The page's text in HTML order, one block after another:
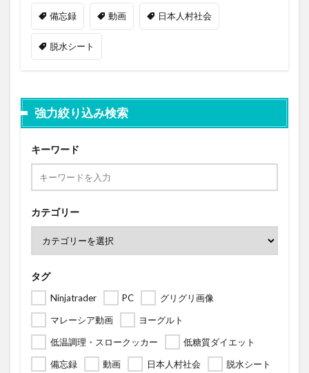
備忘録 動画 日本人村社会
脱水シート
強力絞り込み検索
キーワード
カテゴリー
タグ
Ninjatrader PC
グリグリ画像
マレーシア動画
ヨーグルト
低温調理・スロークッカー
低糖質ダイエット
備忘録
動画 日本人村社会 脱水シート